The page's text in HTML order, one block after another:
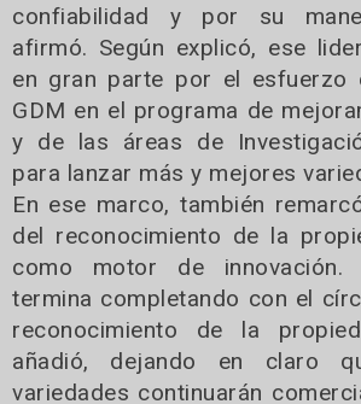
confiabilidad y por su
afirmó. Según explicó, ese
en gran parte por el esfuerzo
GDM en el programa de
y de las áreas de
para lanzar más y mejores
En ese marco, también
del reconocimiento de la
como motor de innovación.
termina completando con el
reconocimiento de la
añadió, dejando en claro
variedades continuarán